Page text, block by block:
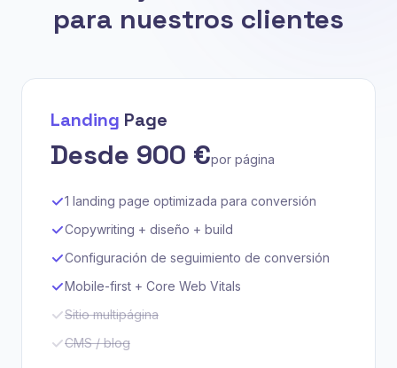
para nuestros clientes
Landing Page
Desde 900 €por página
1 landing page optimizada para conversión
Copywriting + diseño + build
Configuración de seguimiento de conversión
Mobile-first + Core Web Vitals
Sitio multipágina
CMS / blog